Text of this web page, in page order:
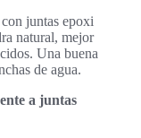
juntas epoxi
natural, mejor
Una buena
de agua.
a juntas